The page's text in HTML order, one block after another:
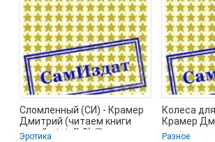
Сломленный (СИ) - Крамер
Дмитрий (читаем книги
онлайн txt, fb2) 📗
Эротика
Колеса
Крамер
Разное